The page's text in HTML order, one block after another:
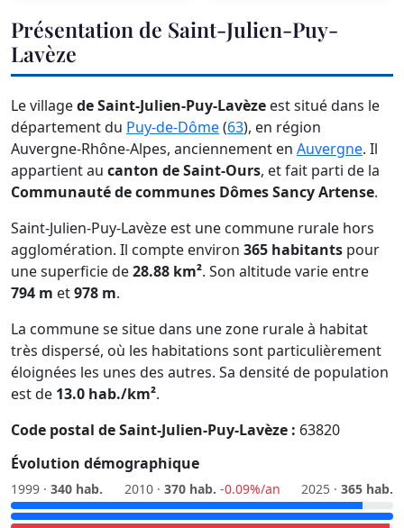
Présentation de Saint-Julien-Puy-
Lavèze
Le villagede Saint-Julien-Puy-Lavèze est situé dans le
département du Puy-de-Dôme(63), en région
Auvergne-Rhône-Alpes, anciennement en Auvergne. Il
appartient au canton de Saint-Ours, et fait parti de la
Communauté de communes Dômes Sancy Artense.
Saint-Julien-Puy-Lavèze est une commune rurale hors
agglomération. Il compte environ 365 habitants pour
une superficie de28.88 km². Son altitude varie entre
794 m et978 m.
La commune se situe dans une zone rurale à habitat
très dispersé, où les habitations sont particulièrement
éloignées les unes des autres. Sa densité de population
est de 13.0 hab./km².
Code postal de Saint-Julien-Puy-Lavèze : 63820
Évolution démographique
1999 · 340 hab. 2010 · 370 hab. -0.09%/an 2025 · 365 hab.